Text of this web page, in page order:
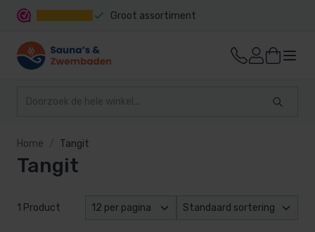
Groot assortiment
Home Tangit
Tangit
1 Product